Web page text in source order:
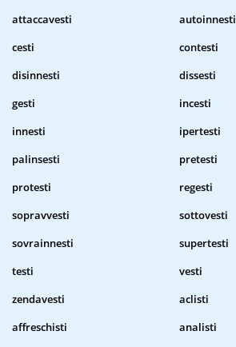
attaccavesti
autoinnesti
cesti
contesti
disinnesti
dissesti
gesti
incesti
innesti
ipertesti
palinsesti
pretesti
protesti
regesti
sopravvesti
sottovesti
sovrainnesti
supertesti
testi
vesti
zendavesti
aclisti
affreschisti
analisti